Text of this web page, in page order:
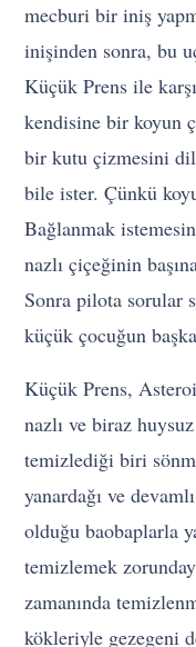
mecburi bir iniş
inişinden sonra, bu
Küçük Prens ile
kendisine bir koyun
bir kutu çizmesini
bile ister. Çünkü
Bağlanmak
nazlı çiçeğinin
Sonra pilota sorular
küçük çocuğun
Küçük Prens,
nazlı ve biraz
temizlediği biri
yanardağı ve
olduğu baobaplarla
temizlemek
zamanında
kökleriyle gezegeni